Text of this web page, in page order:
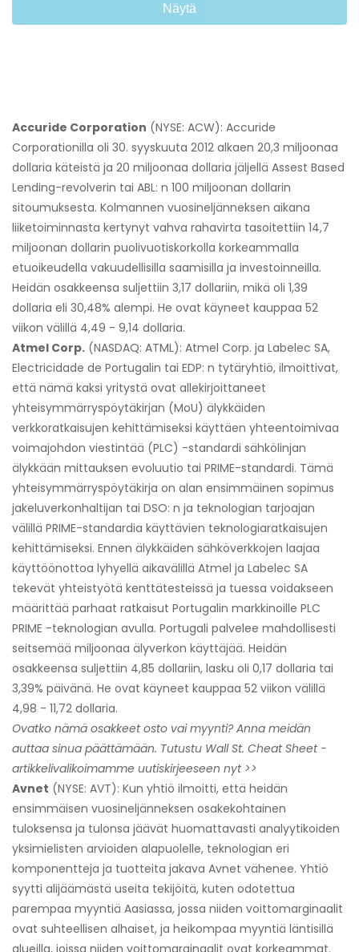
Näytä
Accuride Corporation (NYSE: ACW): Accuride
Corporationilla oli 30. syyskuuta 2012 alkaen 20,3 miljoonaa
dollaria käteistä ja 20 miljoonaa dollaria jäljellä Assest Based
Lending-revolverin tai ABL: n 100 miljoonan dollarin
sitoumuksesta. Kolmannen vuosineljänneksen aikana
liiketoiminnasta kertynyt vahva rahavirta tasoitettiin 14,7
miljoonan dollarin puolivuotiskorkolla korkeammalla
etuoikeudella vakuudellisilla saamisilla ja investoinneilla.
Heidän osakkeensa suljettiin 3,17 dollariin, mikä oli 1,39
dollaria eli 30,48% alempi. He ovat käyneet kauppaa 52
viikon välillä 4,49 - 9,14 dollaria.
Atmel Corp. (NASDAQ: ATML): Atmel Corp. ja Labelec SA,
Electricidade de Portugalin tai EDP: n tytäryhtiö, ilmoittivat,
että nämä kaksi yritystä ovat allekirjoittaneet
yhteisymmärryspöytäkirjan (MoU) älykkäiden
verkkoratkaisujen kehittämiseksi käyttäen yhteentoimivaa
voimajohdon viestintää (PLC) -standardi sähkölinjan
älykkään mittauksen evoluutio tai PRIME-standardi. Tämä
yhteisymmärryspöytäkirja on alan ensimmäinen sopimus
jakeluverkonhaltijan tai DSO: n ja teknologian tarjoajan
välillä PRIME-standardia käyttävien teknologiaratkaisujen
kehittämiseksi. Ennen älykkäiden sähköverkkojen laajaa
käyttöönottoa lyhyellä aikavälillä Atmel ja Labelec SA
tekevät yhteistyötä kenttätesteissä ja tuessa voidakseen
määrittää parhaat ratkaisut Portugalin markkinoille PLC
PRIME -teknologian avulla. Portugali palvelee mahdollisesti
seitsemää miljoonaa älyverkon käyttäjää. Heidän
osakkeensa suljettiin 4,85 dollariin, lasku oli 0,17 dollaria tai
3,39% päivänä. He ovat käyneet kauppaa 52 viikon välillä
4,98 - 11,72 dollaria.
Ovatko nämä osakkeet osto vai myynti? Anna meidän
auttaa sinua päättämään. Tutustu Wall St. Cheat Sheet -
artikkelivalikoimamme uutiskirjeeseen nyt >>
Avnet (NYSE: AVT): Kun yhtiö ilmoitti, että heidän
ensimmäisen vuosineljänneksen osakekohtainen
tuloksensa ja tulonsa jäävät huomattavasti analyytikoiden
yksimielisten arvioiden alapuolelle, teknologian eri
komponentteja ja tuotteita jakava Avnet vähenee. Yhtiö
syytti alijäämästä useita tekijöitä, kuten odotettua
parempaa myyntiä Aasiassa, jossa niiden voittomarginaalit
ovat suhteellisen alhaiset, ja heikompaa myyntiä läntisillä
alueilla, joissa niiden voittomarginaalit ovat korkeammat.